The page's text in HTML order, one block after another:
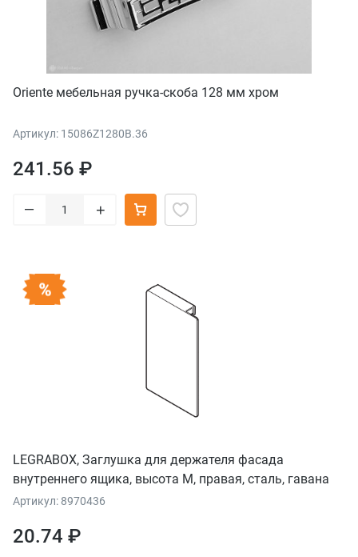
Oriente мебельная ручка-скоба 128 мм хром
Артикул: 15086Z1280B.36
241.56 ₽
– +
LEGRABOX, Заглушка для держателя фасада
внутреннего ящика, высота М, правая, сталь, гавана
коричневый
Артикул: 8970436
20.74 ₽